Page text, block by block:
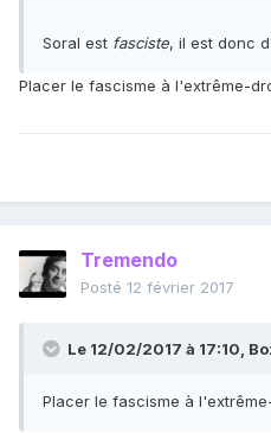
Soral est fasciste, il est donc
Placer le fascisme à l'extrême-
Tremendo
Posté 12 février 2017
Le 12/02/2017 à 17:10,
Placer le fascisme à